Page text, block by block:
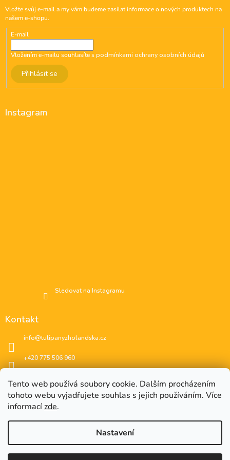
Tento web používá soubory cookie. Dalším procházením
tohoto webu vyjadřujete souhlas s jejich používáním. Více
informacízde.
Nastavení
Vložte svůj e-mail a my vám budeme zasílat informace o nových produktech na
našem e-shopu.
E-mail
Vložením e-mailu souhlasíte spodmínkami ochrany osobních údajů
Přihlásit se
Instagram
Sledovat na Instagramu
Kontakt
info@tulipanyzholandska.cz
+420 775 506 960
instagram